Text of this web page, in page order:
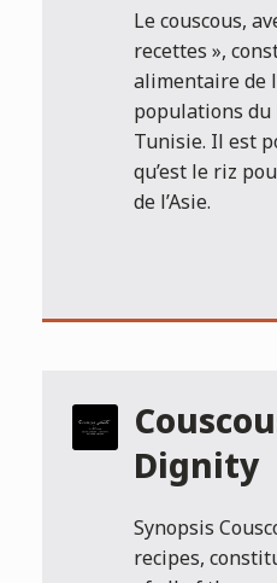
Le couscous,
recettes »,
alimentaire de
populations
Tunisie. Il est
qu’est le riz
de l’Asie.
Dignity
Synopsis
recipes,